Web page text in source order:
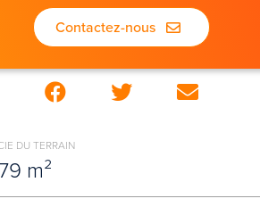
Contactez-nous
DU TERRAIN
m²